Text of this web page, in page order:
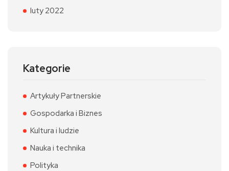
luty 2022
Kategorie
Artykuły Partnerskie
Gospodarka i Biznes
Kultura i ludzie
Nauka i technika
Polityka